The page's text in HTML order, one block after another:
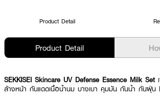
Product Detail
Product Detail
SEKKISEI Skincare UV Defense Essence Milk Setเ
ล้างหน้า กันแดดเนื้อน้ำนม บางเบา คุมมัน กันน้ำ กันฝุ่น